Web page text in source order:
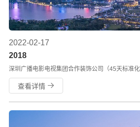
2022-02-17
2018
深圳广播电影电视集团合作装饰公司（45天标准化
查看详情